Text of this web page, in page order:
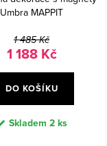
Umbra MAPPIT
1 485 Kč
1 188 Kč
DO KOŠÍKU
Skladem 2 ks